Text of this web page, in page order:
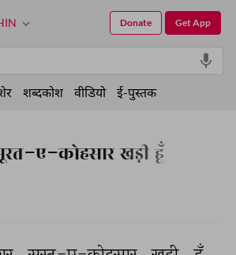
ए-कोहसार खड़ी हूँ
Get App
Donate
शब्दकोश वीडियो ई-पुस्तक